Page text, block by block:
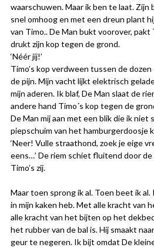
waarschuwen. Maar ik ben te laat. Zijn
snel omhoog en met een dreun plant
van Timo.. De Man bukt voorover, pakt
drukt zijn kop tegen de grond.
‘Néér jij!’
Timo’s kop verdween tussen de
de pijn. Mijn vacht lijkt elektrisch
mijn aderen. Ik blaf, De Man slaat de
andere hand Timo´s kop tegen de
De Man mij aan met een blik die ik niet
piepschuim van het hamburgerdoosje
‘Neer! Vulle straathond, zoek je eige
eens…’ De riem schiet fluitend door
Timo’s zij.
Maar toen sprong ik al. Toen beet ik
in mijn kaken heb. Met alle kracht van
alle kracht van het bijten op het
het rubber van de bal is. Hij smaakt
geur te negeren. Ik bijt omdat De